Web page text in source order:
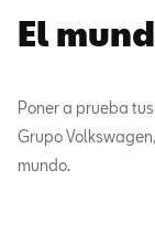
El
Poner a prueba
Grupo
mundo.